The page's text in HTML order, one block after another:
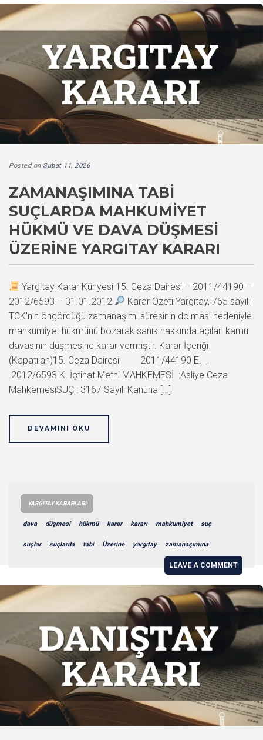
Posted on Şubat 11, 2026
ZAMANAŞIMINA TABI
SUÇLARDA MAHKUMIYET
HÜKMÜ VE DAVA DÜŞMESI
ÜZERINE YARGITAY KARARI
Yargıtay Karar Künyesi 15. Ceza Dairesi – 2011/44190 –
2012/6593 – 31.01.2012
Karar Özeti Yargıtay, 765 sayılı
TCK’nın öngördüğü zamanaşımı süresinin dolması nedeniyle
mahkumiyet hükmünü bozarak sanık hakkında açılan kamu
davasının düşmesine karar vermiştir. Karar İçeriği
(Kapatılan)15. Ceza Dairesi 2011/44190 E. ,
2012/6593 K. İçtihat Metni MAHKEMESİ :Asliye Ceza
MahkemesiSUÇ : 3167 Sayılı Kanuna […]
DEVAMINI OKU
YARGITAY KARARLARI
dava düşmesi hükmü karar kararı mahkumiyet suç
suçlar suçlarda tabi Üzerine yargıtay zamanaşımına
LEAVE A COMMENT